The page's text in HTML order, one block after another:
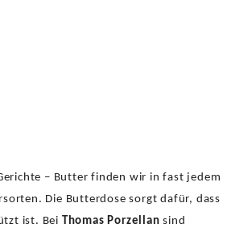
– Butter finden wir in fast jedem
Die Butterdose sorgt dafür, dass
ist. Bei Thomas Porzellan sind